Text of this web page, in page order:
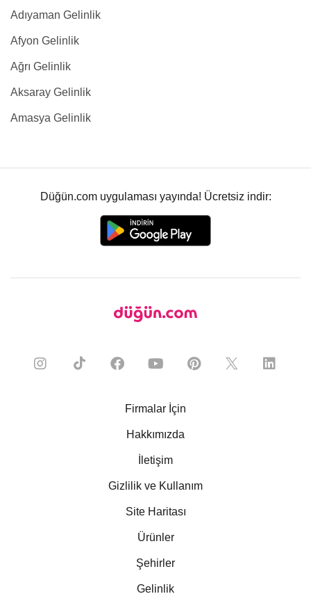
Adıyaman Gelinlik
Afyon Gelinlik
Ağrı Gelinlik
Aksaray Gelinlik
Amasya Gelinlik
Düğün.com uygulaması yayında! Ücretsiz indir:
Firmalar İçin
Hakkımızda
İletişim
Gizlilik ve Kullanım
Site Haritası
Ürünler
Şehirler
Gelinlik